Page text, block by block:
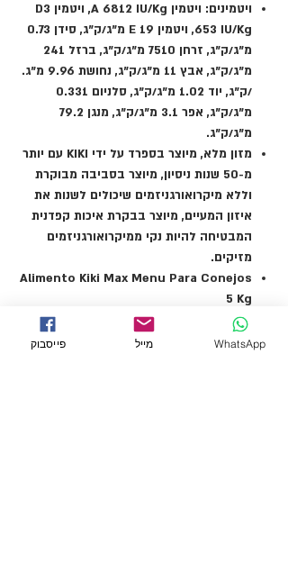
ויטמינים: ויטמין A 6812 IU/Kg, ויטמין D3
653 IU/Kg, ויטמין E 19 מ"ג/ק"ג, סידן 0.73
מ"ג/ק"ג, זרחן 7510 מ"ג/ק"ג, ברזל 241
מ"ג/ק"ג, אבץ 11 מ"ג/ק"ג, נחושת 9.96 מ"ג.
/ק"ג, יוד 1.02 מ"ג/ק"ג, סלניום 0.331
מ"ג/ק"ג, אפר 3.1 מ"ג/ק"ג, מנגן 79.2
מ"ג/ק"ג.
מזון מלא, מיוצר בספרד על ידי KIKI עם יותר
מ-50 שנות ניסיון, מיוצר בסביבה מבוקרת
וללא מיקרואורגניזמים שיכולים לשנות את
איזון המעיים, מיוצר בבקרת איכות קפדנית
המבטיחה להיות נקי ממיקרואורגניזמים
מזיקים.
Alimento Kiki Max Menu Para Conejos
5 Kg
KIKI Excellent Max Menu for Rabbit 5
k
פייסבוק מייל WhatsApp